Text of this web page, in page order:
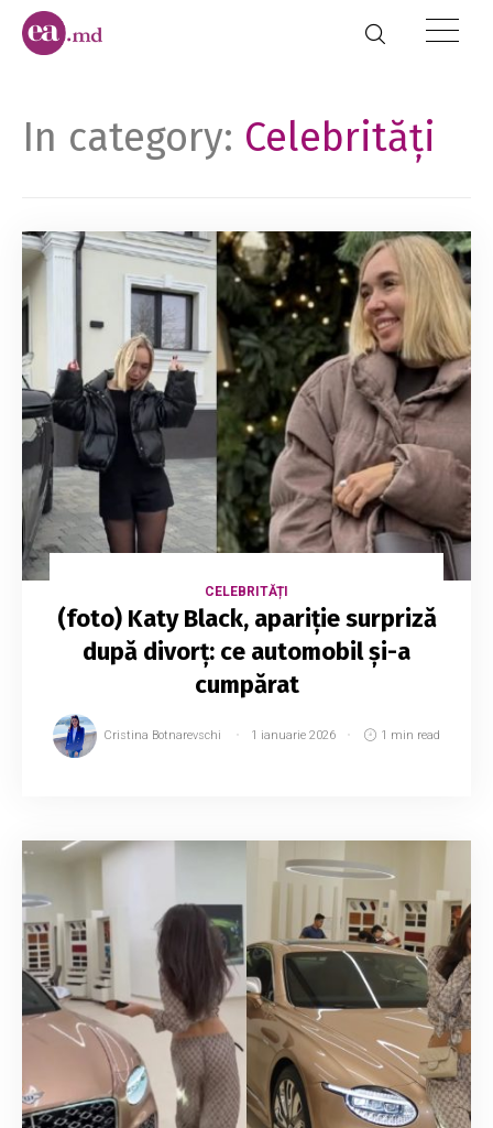
In category: Celebrități
CELEBRITĂȚI
(foto) Katy Black, apariție surpriză
după divorț: ce automobil și-a
cumpărat
Cristina Botnarevschi 1 ianuarie 2026 1 min read